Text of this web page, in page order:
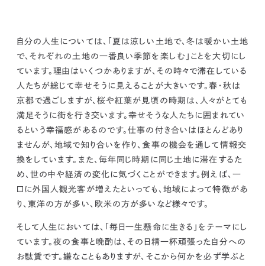
自分の人生については、「夏は涼しい土地で、冬は暖かい土地
で、それぞれの土地の一番良い季節を楽しむ」ことを大切にし
ています。理由はいくつかありますが、その時々で滞在している
人たちが総じて幸せそうに見えることが大きいです。春・秋は
京都で過ごしますが、桜や紅葉が見頃の時期は、人々がとても
満足そうに街を行き交います。幸せそうな人たちに囲まれてい
るという幸福感があるのです。仕事の付き合いはほとんどあり
ませんが、地域で知り合いを作り、食事の機会を通して情報交
換をしています。また、毎年同じ時期に同じ土地に滞在するた
め、世の中や経済の変化に気づくことができます。例えば、一
口に外国人観光客が増えたといっても、地域によって特徴があ
り、東洋の方が多い、欧米の方が多いなど様々です。
そして人生においては、「毎日一生懸命に生きる」をテーマにし
ています。夜の食事と晩酌は、その日精一杯頑張った自分への
お駄賃です。嫌なこともありますが、そこから何かを必ず学ぶと